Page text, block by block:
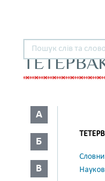
А
Б
В